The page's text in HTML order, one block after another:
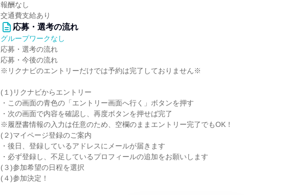
報酬なし
交通費支給あり
応募・選考の流れ
グループワークなし
応募・選考の流れ
応募・今後の流れ
※リクナビのエントリーだけでは予約は完了しておりません※
(１)リクナビからエントリー
・この画面の青色の「エントリー画面へ行く」ボタンを押す
・次の画面で内容を確認し、再度ボタンを押せば完了
※履歴書情報の入力は任意のため、空欄のままエントリー完了でもOK！
(２)マイページ登録のご案内
・後日、登録しているアドレスにメールが届きます
・必ず登録し、不足しているプロフィールの追加をお願いします
(３)参加希望の日程を選択
(４)参加決定！